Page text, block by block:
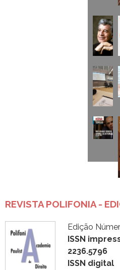
REVISTA POLIFONIA -
Edição
ISSN
2236.5796
ISSN digital